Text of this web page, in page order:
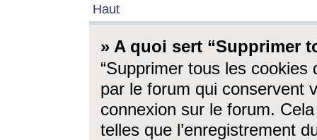
Haut
» A quoi sert “Supprimer
“Supprimer tous les cookies
par le forum qui conservent
connexion sur le forum.
telles que l’enregistrement